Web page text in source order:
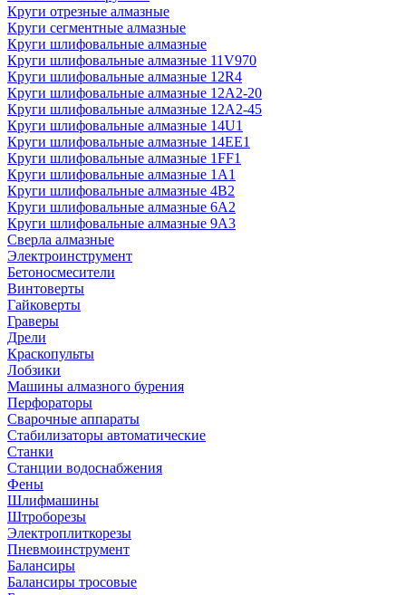
Круги отрезные алмазные
Круги сегментные алмазные
Круги шлифовальные алмазные
Круги шлифовальные алмазные 11V970
Круги шлифовальные алмазные 12R4
Круги шлифовальные алмазные 12А2-20
Круги шлифовальные алмазные 12А2-45
Круги шлифовальные алмазные 14U1
Круги шлифовальные алмазные 14ЕЕ1
Круги шлифовальные алмазные 1FF1
Круги шлифовальные алмазные 1А1
Круги шлифовальные алмазные 4В2
Круги шлифовальные алмазные 6A2
Круги шлифовальные алмазные 9А3
Сверла алмазные
Электроинструмент
Бетоносмесители
Винтоверты
Гайковерты
Граверы
Дрели
Краскопульты
Лобзики
Машины алмазного бурения
Перфораторы
Сварочные аппараты
Стабилизаторы автоматические
Станки
Станции водоснабжения
Фены
Шлифмашины
Штроборезы
Электроплиткорезы
Пневмоинструмент
Балансиры
Балансиры тросовые